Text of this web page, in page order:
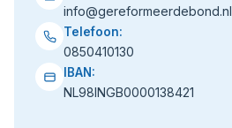
info@gereformeerdebond.nl
Telefoon:
0850410130
IBAN:
NL98INGB0000138421